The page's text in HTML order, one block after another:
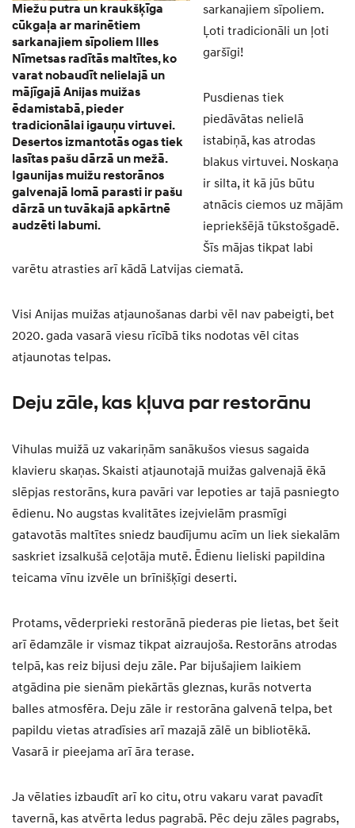
Miežu putra un kraukšķīga
cūkgaļa ar marinētiem
sarkanajiem sīpoliem Illes
Nīmetsas radītās maltītes, ko
varat nobaudīt nelielajā un
mājīgajā Anijas muižas
ēdamistabā, pieder
tradicionālai igauņu virtuvei.
Desertos izmantotās ogas tiek
lasītas pašu dārzā un mežā.
Igaunijas muižu restorānos
galvenajā lomā parasti ir pašu
dārzā un tuvākajā apkārtnē
audzēti labumi.
sarkanajiem sīpoliem.
Ļoti tradicionāli un ļoti
garšīgi!
Pusdienas tiek
piedāvātas nelielā
istabiņā, kas atrodas
blakus virtuvei. Noskaņa
ir silta, it kā jūs būtu
atnācis ciemos uz mājām
iepriekšējā tūkstošgadē.
Šīs mājas tikpat labi
varētu atrasties arī kādā Latvijas ciematā.
Visi Anijas muižas atjaunošanas darbi vēl nav pabeigti, bet
2020. gada vasarā viesu rīcībā tiks nodotas vēl citas
atjaunotas telpas.
Deju zāle, kas kļuva par restorānu
Vihulas muižā uz vakariņām sanākušos viesus sagaida
klavieru skaņas. Skaisti atjaunotajā muižas galvenajā ēkā
slēpjas restorāns, kura pavāri var lepoties ar tajā pasniegto
ēdienu. No augstas kvalitātes izejvielām prasmīgi
gatavotās maltītes sniedz baudījumu acīm un liek siekalām
saskriet izsalkušā ceļotāja mutē. Ēdienu lieliski papildina
teicama vīnu izvēle un brīnišķīgi deserti.
Protams, vēderprieki restorānā piederas pie lietas, bet šeit
arī ēdamzāle ir vismaz tikpat aizraujoša. Restorāns atrodas
telpā, kas reiz bijusi deju zāle. Par bijušajiem laikiem
atgādina pie sienām piekārtās gleznas, kurās notverta
balles atmosfēra. Deju zāle ir restorāna galvenā telpa, bet
papildu vietas atradīsies arī mazajā zālē un bibliotēkā.
Vasarā ir pieejama arī āra terase.
Ja vēlaties izbaudīt arī ko citu, otru vakaru varat pavadīt
tavernā, kas atvērta ledus pagrabā. Pēc deju zāles pagrabs,